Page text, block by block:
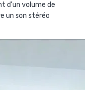
d'un volume de
un son stéréo